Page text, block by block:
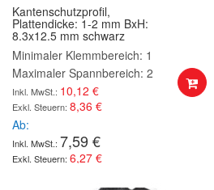
Kantenschutzprofil,
Plattendicke: 1-2 mm BxH:
8.3x12.5 mm schwarz
Minimaler Klemmbereich: 1
Maximaler Spannbereich: 2
10,12 €
8,36 €
Ab
7,59 €
6,27 €